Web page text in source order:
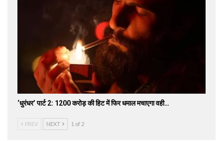
‘धुरंधर’ पार्ट 2: 1200 करोड़ की हिट में फिर धमाल मचाएगा वही…
PREV NEXT 1 of 2